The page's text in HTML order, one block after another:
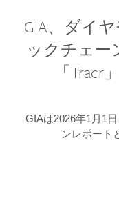
GIA、ダイ
ックチェー
「
GIAは2026年1月1
ンレポート